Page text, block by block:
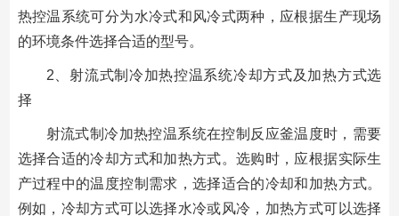
热控温系统可分为水冷式和风冷式两种，应根据生产现场
的环境条件选择合适的型号。
2、射流式制冷加热控温系统冷却方式及加热方式选
择
射流式制冷加热控温系统在控制反应釜温度时，需要
选择合适的冷却方式和加热方式。选购时，应根据实际生
产过程中的温度控制需求，选择适合的冷却和加热方式。
例如，冷却方式可以选择水冷或风冷，加热方式可以选择